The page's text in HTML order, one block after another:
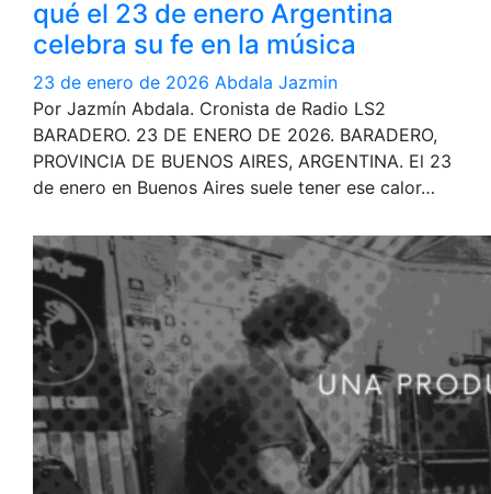
qué el 23 de enero Argentina
celebra su fe en la música
23 de enero de 2026 Abdala Jazmin
Por Jazmín Abdala. Cronista de Radio LS2
BARADERO. 23 DE ENERO DE 2026. BARADERO,
PROVINCIA DE BUENOS AIRES, ARGENTINA. El 23
de enero en Buenos Aires suele tener ese calor…